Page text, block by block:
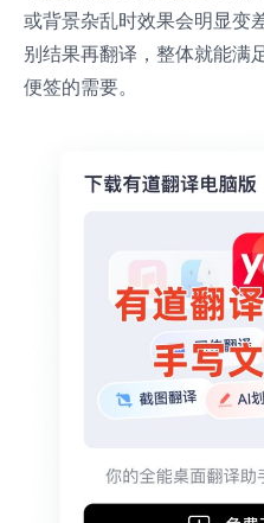
或背景杂乱时效果会明显变
别结果再翻译，整体就能满
便签的需要。